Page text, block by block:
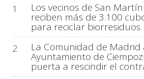
1 Los vecinos de San
reciben más de 3.100
para reciclar biorresiduos
2
La Comunidad de Madrid
Ayuntamiento de
puerta a rescindir el